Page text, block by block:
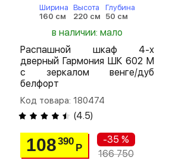
Ширина
160 см
Высота
220 см
Глубина
50 см
в наличии: мало
Распашной шкаф 4-х
дверный Гармония ШК 602 М
с зеркалом венге/дуб
белфорт
Код товара: 180474
(4.5)
108390
Р
-35 %
166 750